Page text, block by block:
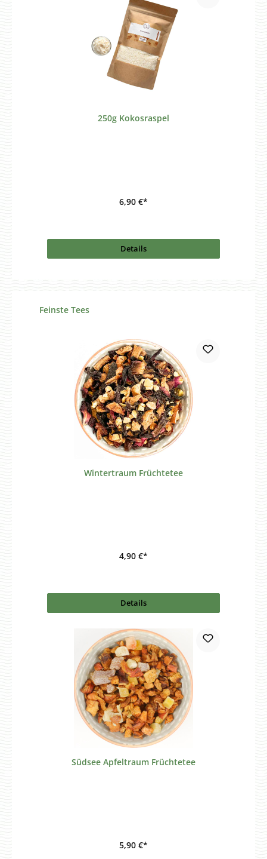
250g Kokosraspel
6,90 €*
Details
Produktgalerie überspringen
Feinste Tees
Wintertraum Früchtetee
4,90 €*
Details
Südsee Apfeltraum Früchtetee
5,90 €*